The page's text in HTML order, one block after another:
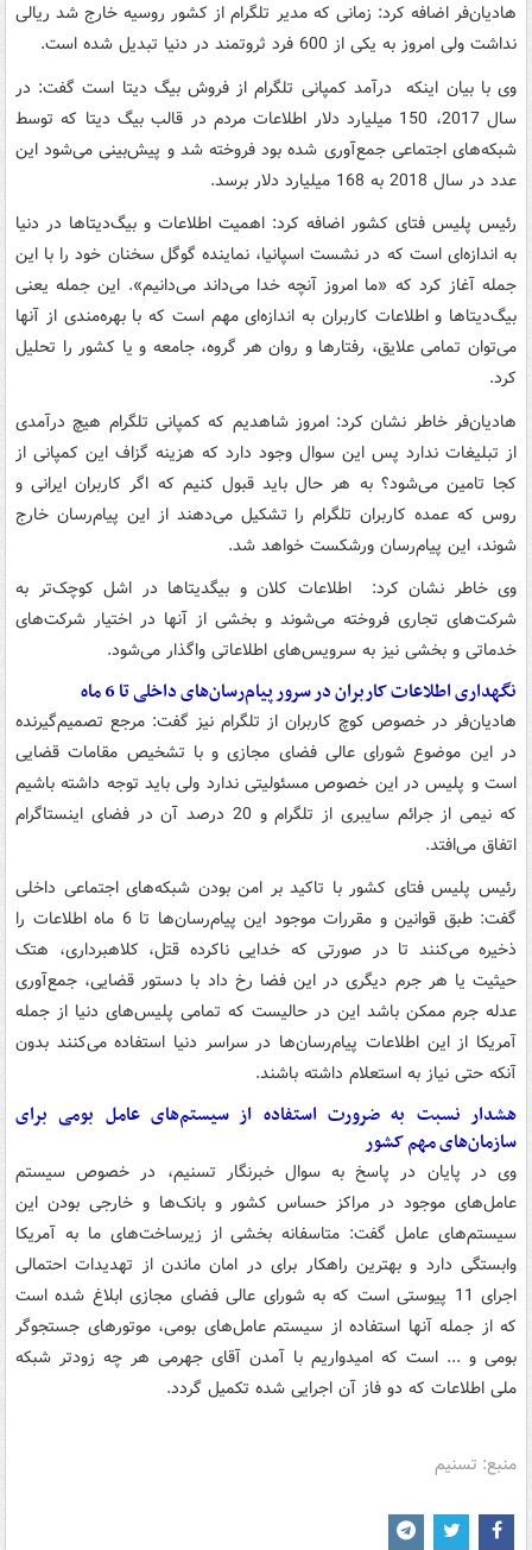
هادیان‌فر اضافه کرد: زمانی که مدیر تلگرام از کشور روسیه خارج شد ریالی
نداشت ولی امروز به یکی از 600 فرد ثروتمند در دنیا تبدیل شده است.
وی با بیان اینکه درآمد کمپانی تلگرام از فروش بیگ دیتا است گفت: در
سال 2017،‌ 150 میلیارد دلار اطلاعات مردم در قالب بیگ دیتا که توسط
شبکه‌های اجتماعی جمع‌آوری شده بود فروخته شد و پیش‌بینی می‌شود این
عدد در سال 2018 به 168 میلیارد دلار برسد.
رئیس پلیس فتای کشور اضافه کرد: اهمیت اطلاعات و بیگ‌دیتاها در دنیا
به اندازه‌ای است که در نشست اسپانیا، نماینده گوگل سخنان خود را با این
جمله آغاز کرد که «ما امروز آنچه خدا می‌داند می‌دانیم». این جمله یعنی
بیگ‌دیتاها و اطلاعات کاربران به اندازه‌ای مهم است که با بهره‌مندی از آنها
می‌توان تمامی علایق، رفتارها و روان هر گروه، جامعه و یا کشور را تحلیل
کرد.
هادیان‌فر خاطر نشان کرد: امروز شاهدیم که کمپانی تلگرام هیچ درآمدی
از تبلیغات ندارد پس این سوال وجود دارد که هزینه گزاف این کمپانی از
کجا تامین می‌شود؟ به هر حال باید قبول کنیم که اگر کاربران ایرانی و
روس که عمده کاربران تلگرام را تشکیل می‌دهند از این پیام‌رسان خارج
شوند، این پیام‌رسان ورشکست خواهد شد.
وی خاطر نشان کرد: اطلاعات کلان و بیگدیتاها در اشل کوچک‌تر به
شرکت‌های تجاری فروخته می‌شوند و بخشی از آنها در اختیار شرکت‌های
خدماتی و بخشی نیز به سرویس‌های اطلاعاتی واگذار می‌شود.
نگهداری اطلاعات کاربران در سرور پیام‌رسان‌های داخلی تا 6 ماه
هادیان‌فر در خصوص کوچ کاربران از تلگرام نیز گفت: مرجع تصمیم‌گیرنده
در این موضوع شورای عالی فضای مجازی و با تشخیص مقامات قضایی
است و پلیس در این خصوص مسئولیتی ندارد ولی باید توجه داشته باشیم
که نیمی از جرائم سایبری از تلگرام و 20 درصد آن در فضای اینستاگرام
اتفاق می‌افتد.
رئیس پلیس فتای کشور با تاکید بر امن بودن شبکه‌های اجتماعی داخلی
گفت: طبق قوانین و مقررات موجود این پیام‌رسان‌ها تا 6 ماه اطلاعات را
ذخیره می‌کنند تا در صورتی که خدایی ناکرده قتل، کلاهبرداری، هتک
حیثیت یا هر جرم دیگری در این فضا رخ داد با دستور قضایی، جمع‌آوری
عدله جرم ممکن باشد این در حالیست که تمامی پلیس‌های دنیا از جمله
آمریکا از این اطلاعات پیام‌رسان‌ها در سراسر دنیا استفاده می‌کنند بدون
آنکه حتی نیاز به استعلام داشته باشند.
هشدار نسبت به ضرورت استفاده از سیستم‌های عامل بومی برای
سازمان‌های مهم کشور
وی در پایان در پاسخ به سوال خبرنگار تسنیم، در خصوص سیستم‌
عامل‌های موجود در مراکز حساس کشور و بانک‌ها و خارجی بودن این
سیستم‌های عامل گفت: متاسفانه بخشی از زیرساخت‌های ما به آمریکا
وابستگی دارد و بهترین راهکار برای در امان ماندن از تهدیدات احتمالی
اجرای 11 پیوستی است که به شورای عالی فضای مجازی ابلاغ شده است
که از جمله آنها استفاده از سیستم‌ عامل‌های بومی، موتورهای جستجوگر
بومی و ... است که امیدواریم با آمدن آقای جهرمی هر چه زودتر شبکه
ملی اطلاعات که دو فاز آن اجرایی شده تکمیل گردد.
منبع: تسنیم